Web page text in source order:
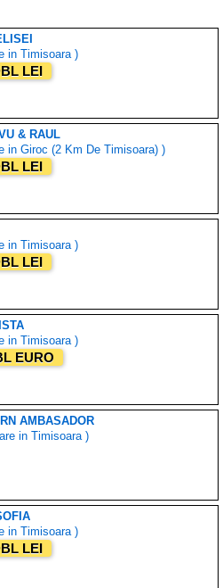
in Timisoara )
LEI
& RAUL
in Giroc (2 Km De Timisoara) )
LEI
in Timisoara )
LEI
in Timisoara )
EURO
AMBASADOR
in Timisoara )
in Timisoara )
LEI